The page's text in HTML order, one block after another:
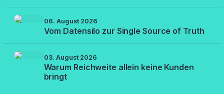
06. August 2026
Vom Datensilo zur Single Source of Truth
03. August 2026
Warum Reichweite allein keine Kunden
bringt